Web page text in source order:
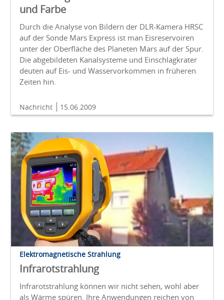
und Farbe
Durch die Analyse von Bildern der DLR-Kamera HRSC
auf der Sonde Mars Express ist man Eisreservoiren
unter der Oberfläche des Planeten Mars auf der Spur.
Die abgebildeten Kanalsysteme und Einschlagkrater
deuten auf Eis- und Wasservorkommen in früheren
Zeiten hin.
Nachricht 15.06.2009
Elektromagnetische Strahlung
Infrarotstrahlung
Infrarotstrahlung können wir nicht sehen, wohl aber
als Wärme spüren. Ihre Anwendungen reichen von